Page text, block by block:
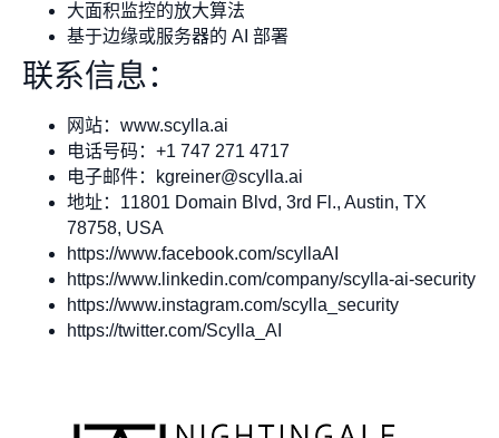
大面积监控的放大算法
基于边缘或服务器的 AI 部署
联系信息：
网站：www.scylla.ai
电话号码：+1 747 271 4717
电子邮件：
kgreiner@scylla.ai
地址：11801 Domain Blvd, 3rd Fl., Austin, TX
78758, USA
https://www.facebook.com/scyllaAI
https://www.linkedin.com/company/scylla-ai-security
https://www.instagram.com/scylla_security
https://twitter.com/Scylla_AI